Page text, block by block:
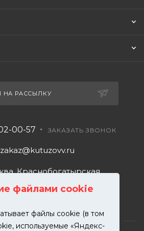
файлами cookie
файлы cookie (в том
используемые «Яндекс-
НА РАССЫЛКУ
00-57 ЗАКАЗАТЬ ЗВОНОК
zakaz@kutuzovv.ru
Краснобогатырская